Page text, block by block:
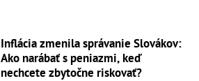
Inflácia zmenila správanie Slovákov:
Ako narábať s peniazmi, keď
nechcete zbytočne riskovať?